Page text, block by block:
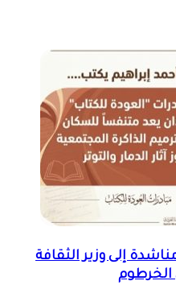
إلى وزير الثقافة
الخرطوم